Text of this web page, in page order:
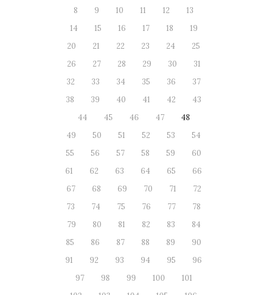
8
9 10 11 12
13
14
15 16 17 18
19
20
21 22 23 24
25
26
27 28 29 30
31
32
33 34 35 36
37
38
39 40 41 42
43
44
45 46 47
48
49
50 51 52 53
54
55
56 57 58 59
60
61
62 63 64 65
66
67
68 69 70 71
72
73
74 75 76 77
78
79
80 81 82 83
84
85
86 87 88 89
90
91
92 93 94 95
96
97
98 99 100
101